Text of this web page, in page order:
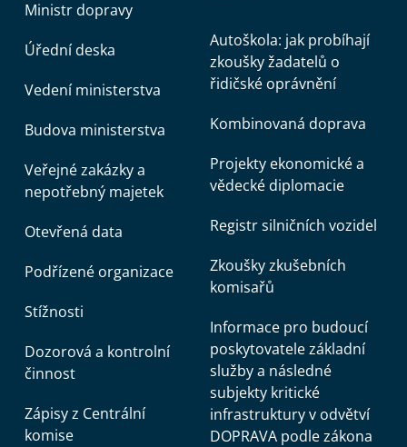
Ministr dopravy
Úřední deska
Vedení ministerstva
Budova ministerstva
Veřejné zakázky a
nepotřebný majetek
Otevřená data
Podřízené organizace
Stížnosti
Dozorová a kontrolní
činnost
Zápisy z Centrální
komise
Autoškola: jak probíhají
zkoušky žadatelů o
řidičské oprávnění
Kombinovaná doprava
Projekty ekonomické a
vědecké diplomacie
Registr silničních vozidel
Zkoušky zkušebních
komisařů
Informace pro budoucí
poskytovatele základní
služby a následné
subjekty kritické
infrastruktury v odvětví
DOPRAVA podle zákona